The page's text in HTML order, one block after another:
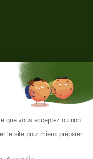
et déploiement auprès des
Européen Agricole pour le